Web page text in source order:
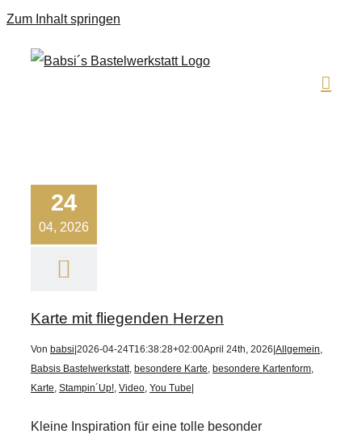
Zum Inhalt springen
24
04, 2026
Karte mit fliegenden Herzen
Von babsi 2026-04-24T16:38:28+02:00April 24th, 2026 Allgemein,
Babsis Bastelwerkstatt, besondere Karte, besondere Kartenform,
Karte, Stampin´Up!, Video, You Tube
Kleine Inspiration für eine tolle besonder